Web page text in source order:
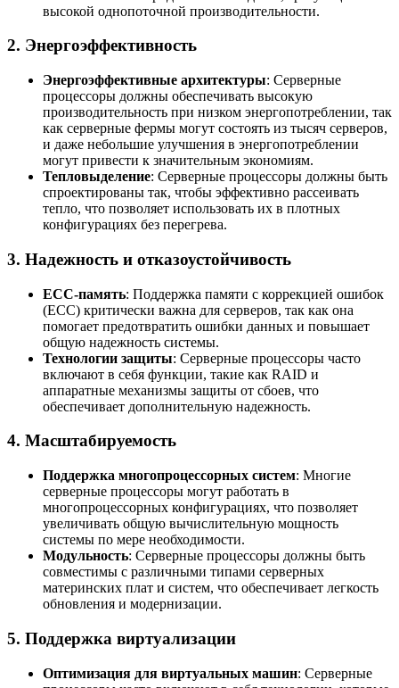
высокой однопоточной производительности.
2. Энергоэффективность
Энергоэффективные архитектуры: Серверные
процессоры должны обеспечивать высокую
производительность при низком энергопотреблении, так
как серверные фермы могут состоять из тысяч серверов,
и даже небольшие улучшения в энергопотреблении
могут привести к значительным экономиям.
Тепловыделение: Серверные процессоры должны быть
спроектированы так, чтобы эффективно рассеивать
тепло, что позволяет использовать их в плотных
конфигурациях без перегрева.
3. Надежность и отказоустойчивость
ECC-память: Поддержка памяти с коррекцией ошибок
(ECC) критически важна для серверов, так как она
помогает предотвратить ошибки данных и повышает
общую надежность системы.
Технологии защиты: Серверные процессоры часто
включают в себя функции, такие как RAID и
аппаратные механизмы защиты от сбоев, что
обеспечивает дополнительную надежность.
4. Масштабируемость
Поддержка многопроцессорных систем: Многие
серверные процессоры могут работать в
многопроцессорных конфигурациях, что позволяет
увеличивать общую вычислительную мощность
системы по мере необходимости.
Модульность: Серверные процессоры должны быть
совместимы с различными типами серверных
материнских плат и систем, что обеспечивает легкость
обновления и модернизации.
5. Поддержка виртуализации
Оптимизация для виртуальных машин: Серверные